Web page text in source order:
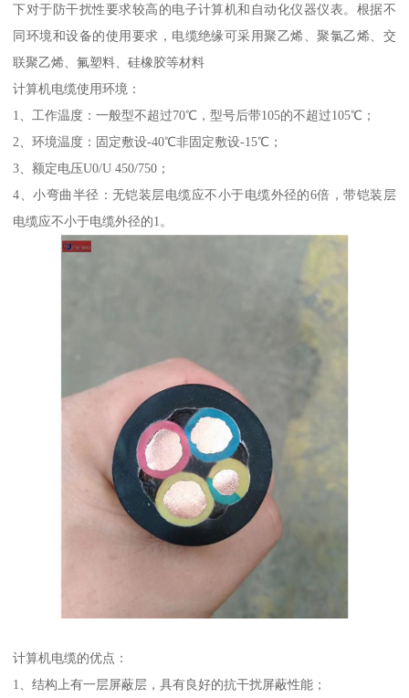
下对于防干扰性要求较高的电子计算机和自动化仪器仪表。根据不
同环境和设备的使用要求，电缆绝缘可采用聚乙烯、聚氯乙烯、交
联聚乙烯、氟塑料、硅橡胶等材料
计算机电缆使用环境：
1、工作温度：一般型不超过70℃，型号后带105的不超过105℃；
2、环境温度：固定敷设-40℃非固定敷设-15℃；
3、额定电压U0/U 450/750；
4、小弯曲半径：无铠装层电缆应不小于电缆外径的6倍，带铠装层
电缆应不小于电缆外径的1。
计算机电缆的优点：
1、结构上有一层屏蔽层，具有良好的抗干扰屏蔽性能；